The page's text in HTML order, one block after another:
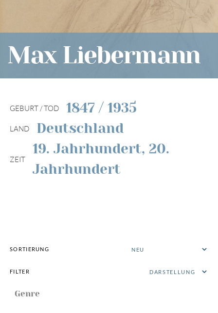
01
Max Liebermann
GEBURT / TOD 1847 / 1935
LAND Deutschland
ZEIT
19. Jahrhundert, 20.
Jahrhundert
FILTER
Genre
SORTIERUNG